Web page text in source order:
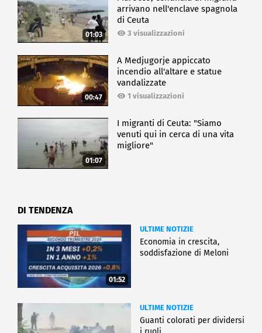
01:03
arrivano nell'enclave spagnola
di Ceuta
3 visualizzazioni
00:47
A Medjugorje appiccato
incendio all'altare e statue
vandalizzate
1 visualizzazioni
01:07
I migranti di Ceuta: "Siamo
venuti qui in cerca di una vita
migliore"
DI TENDENZA
01:52
ULTIME NOTIZIE
Economia in crescita,
soddisfazione di Meloni
ULTIME NOTIZIE
Guanti colorati per dividersi